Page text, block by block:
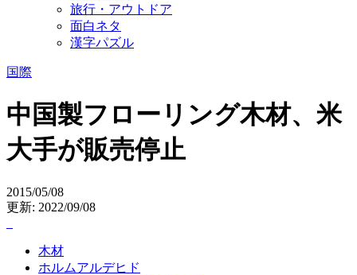
旅行・アウトドア
面白ネタ
漢字パズル
国際
中国製フローリング木材、米
大手が販売停止
2015/05/08
更新: 2022/09/08
木材
ホルムアルデヒド